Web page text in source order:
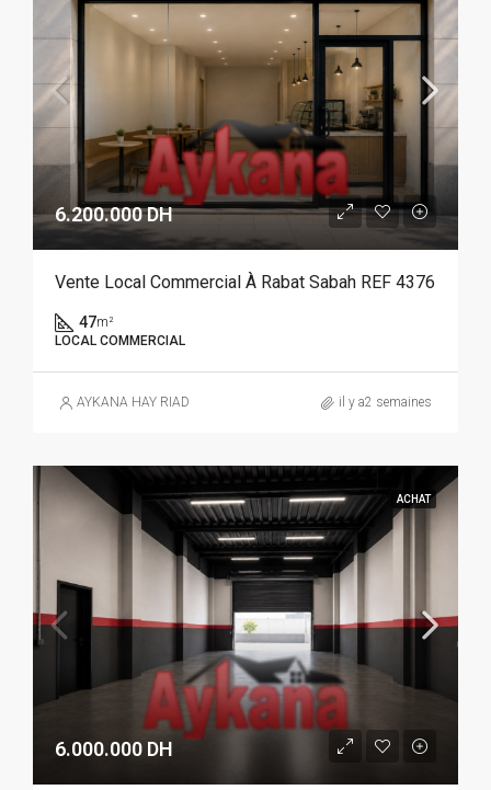
6.200.000 DH
Vente Local Commercial À Rabat Sabah REF 4376
47m²
LOCAL COMMERCIAL
AYKANA HAY RIAD il y a2 semaines
ACHAT
6.000.000 DH